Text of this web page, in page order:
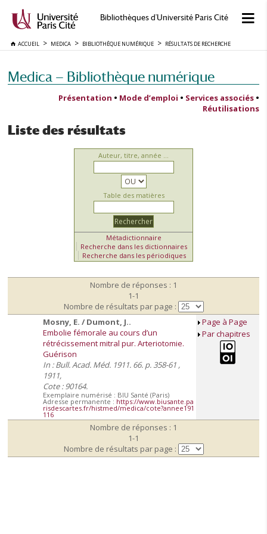
Bibliothèques d'Université Paris Cité
ACCUEIL MEDICA BIBLIOTHÈQUE NUMÉRIQUE RÉSULTATS DE RECHERCHE
Medica — Bibliothèque numérique
Présentation • Mode d’emploi • Services associés •
Réutilisations
Liste des résultats
Auteur, titre, année ...
Table des matières
Métadictionnaire
Recherche dans les dictionnaires
Recherche dans les périodiques
Nombre de réponses : 1
1-1
Nombre de résultats par page :
Mosny, E. / Dumont, J..
Embolie fémorale au cours d’un
rétrécissement mitral pur. Arteriotomie.
Guérison
In : Bull. Acad. Méd. 1911. 66. p. 358-61 ,
1911,
Cote : 90164.
Exemplaire numérisé : BIU Santé (Paris)
Adresse permanente : https://www.biusante.pa
risdescartes.fr/histmed/medica/cote?annee191
116
Page à Page
Par chapitres
Nombre de réponses : 1
1-1
Nombre de résultats par page :